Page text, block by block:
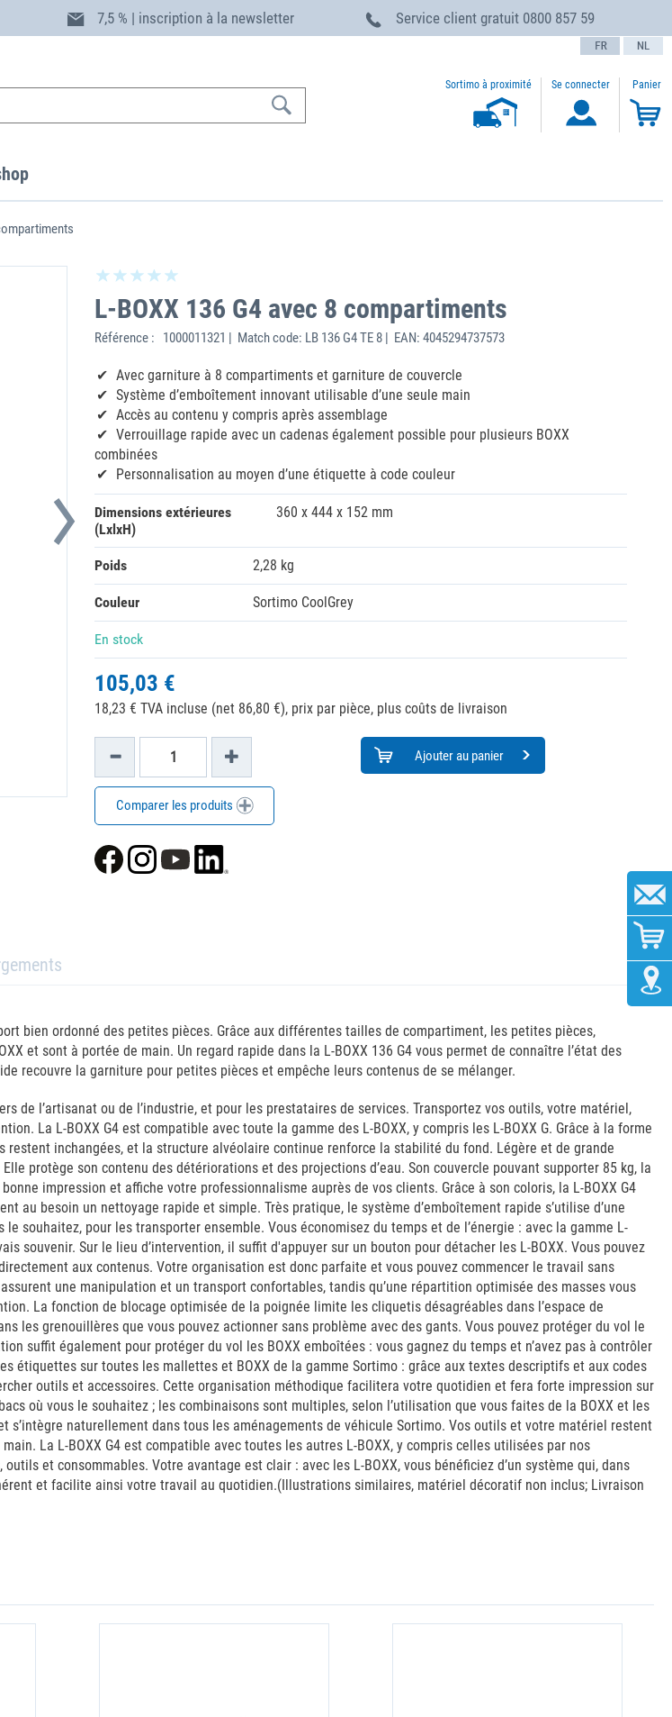
7,5 % | inscription à la newsletter Service client gratuit 0800 857 59
text.language
Sortimo à proximité Se connecter Panier
L-BOXX 136 G4 avec 8 compartiments
Référence : 1000011321 | Match code: LB 136 G4 TE 8 | EAN: 4045294737573
Avec garniture à 8 compartiments et garniture de couvercle
Système d’emboîtement innovant utilisable d’une seule main
Accès au contenu y compris après assemblage
Verrouillage rapide avec un cadenas également possible pour plusieurs BOXX
combinées
Personnalisation au moyen d’une étiquette à code couleur
Dimensions extérieures
(LxlxH)
360 x 444 x 152 mm
Poids 2,28 kg
Couleur Sortimo CoolGrey
En stock
105,03 €
18,23 € TVA incluse (net 86,80 €), prix par pièce, plus coûts de livraison
Ajouter au panier
Comparer les produits
bien ordonné des petites pièces. Grâce aux différentes tailles de compartiment, les petites pièces,
et sont à portée de main. Un regard rapide dans la L-BOXX 136 G4 vous permet de connaître l’état des
recouvre la garniture pour petites pièces et empêche leurs contenus de se mélanger.
de l’artisanat ou de l’industrie, et pour les prestataires de services. Transportez vos outils, votre matériel,
La L-BOXX G4 est compatible avec toute la gamme des L-BOXX, y compris les L-BOXX G. Grâce à la forme
inchangées, et la structure alvéolaire continue renforce la stabilité du fond. Légère et de grande
protège son contenu des détériorations et des projections d’eau. Son couvercle pouvant supporter 85 kg, la
impression et affiche votre professionnalisme auprès de vos clients. Grâce à son coloris, la L-BOXX G4
besoin un nettoyage rapide et simple. Très pratique, le système d’emboîtement rapide s’utilise d’une
souhaitez, pour les transporter ensemble. Vous économisez du temps et de l’énergie : avec la gamme L-
souvenir. Sur le lieu d’intervention, il suffit d'appuyer sur un bouton pour détacher les L-BOXX. Vous pouvez
aux contenus. Votre organisation est donc parfaite et vous pouvez commencer le travail sans
une manipulation et un transport confortables, tandis qu’une répartition optimisée des masses vous
La fonction de blocage optimisée de la poignée limite les cliquetis désagréables dans l’espace de
les grenouillères que vous pouvez actionner sans problème avec des gants. Vous pouvez protéger du vol le
suffit également pour protéger du vol les BOXX emboîtées : vous gagnez du temps et n’avez pas à contrôler
étiquettes sur toutes les mallettes et BOXX de la gamme Sortimo : grâce aux textes descriptifs et aux codes
outils et accessoires. Cette organisation méthodique facilitera votre quotidien et fera forte impression sur
où vous le souhaitez ; les combinaisons sont multiples, selon l’utilisation que vous faites de la BOXX et les
s’intègre naturellement dans tous les aménagements de véhicule Sortimo. Vos outils et votre matériel restent
La L-BOXX G4 est compatible avec toutes les autres L-BOXX, y compris celles utilisées par nos
et consommables. Votre avantage est clair : avec les L-BOXX, vous bénéficiez d’un système qui, dans
et facilite ainsi votre travail au quotidien.(Illustrations similaires, matériel décoratif non inclus; Livraison